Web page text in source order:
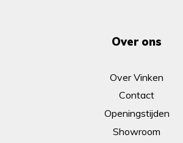
Over ons
Over Vinken
Contact
Openingstijden
Showroom